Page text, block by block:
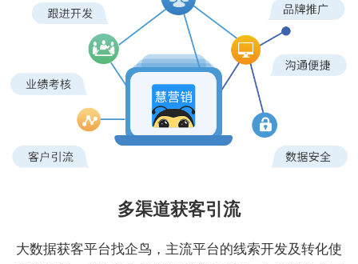
多渠道获客引流
大数据获客平台找企鸟，主流平台的线索开发及转化使